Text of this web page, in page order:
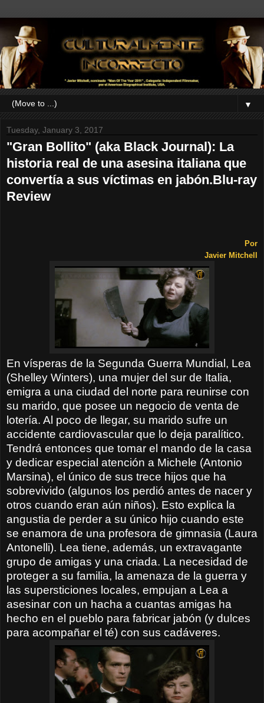
▼
Tuesday, January 3, 2017
"Gran Bollito" (aka Black Journal): La
historia real de una asesina italiana que
convertía a sus víctimas en jabón.Blu-ray
Review
Por
Javier Mitchell
En vísperas de la Segunda Guerra Mundial, Lea
(Shelley Winters), una mujer del sur de Italia,
emigra a una ciudad del norte para reunirse con
su marido, que posee un negocio de venta de
lotería. Al poco de llegar, su marido sufre un
accidente cardiovascular que lo deja paralítico.
Tendrá entonces que tomar el mando de la casa
y dedicar especial atención a Michele (Antonio
Marsina), el único de sus trece hijos que ha
sobrevivido (algunos los perdió antes de nacer y
otros cuando eran aún niños). Esto explica la
angustia de perder a su único hijo cuando este
se enamora de una profesora de gimnasia (Laura
Antonelli). Lea tiene, además, un extravagante
grupo de amigas y una criada. La necesidad de
proteger a su familia, la amenaza de la guerra y
las supersticiones locales, empujan a Lea a
asesinar con un hacha a cuantas amigas ha
hecho en el pueblo para fabricar jabón (y dulces
para acompañar el té) con sus cadáveres.